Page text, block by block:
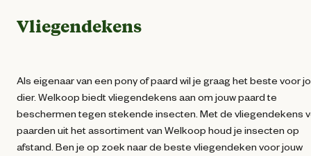
Vliegendekens
Als eigenaar van een pony of paard wil je graag het beste voor
dier. Welkoop biedt vliegendekens aan om jouw paard te
beschermen tegen stekende insecten. Met de vliegendekens
paarden uit het assortiment van Welkoop houd je insecten op
afstand. Ben je op zoek naar de beste vliegendeken voor jouw